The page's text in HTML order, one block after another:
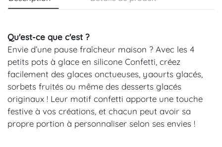
Qu'est-ce que c'est ?
Envie d’une pause fraîcheur maison ? Avec les 4
petits pots à glace en silicone Confetti, créez
facilement des glaces onctueuses, yaourts glacés,
sorbets fruités ou même des desserts glacés
originaux ! Leur motif confetti apporte une touche
festive à vos créations, et chacun peut avoir sa
propre portion à personnaliser selon ses envies !